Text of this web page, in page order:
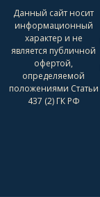
Данный сайт носит
информационный
характер и не
является публичной
офертой,
определяемой
положениями Статьи
437 (2) ГК РФ